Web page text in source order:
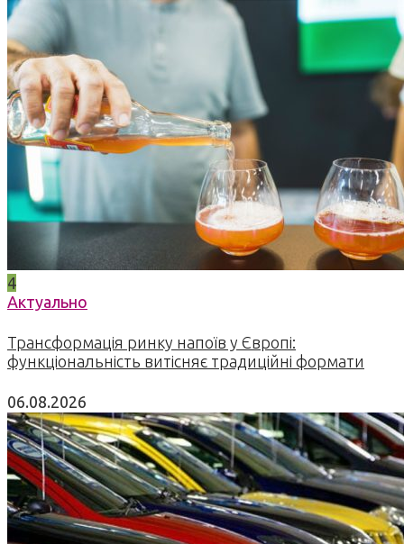
4
Актуально
Трансформація ринку напоїв у Європі:
функціональність витісняє традиційні формати
06.08.2026